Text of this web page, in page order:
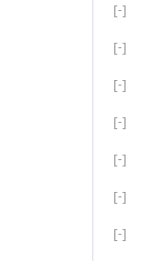
[-]
[-]
[-]
[-]
[-]
[-]
[-]